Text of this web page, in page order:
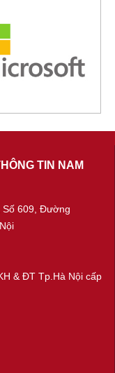
TIN NAM
609, Đường
& ĐT Tp.Hà Nội cấp